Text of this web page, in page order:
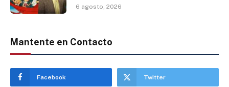
6 agosto, 2026
Mantente en Contacto
Facebook Twitter